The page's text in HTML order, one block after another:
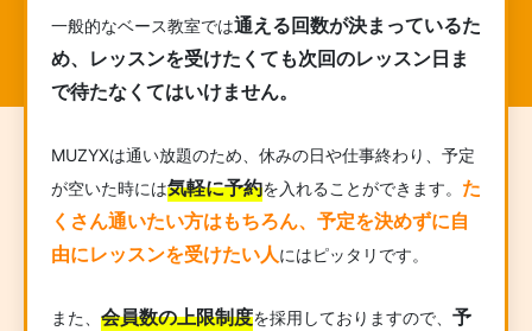
一般的なベース教室では通える回数が決まっているた
め、レッスンを受けたくても次回のレッスン日ま
で待たなくてはいけません。
MUZYXは通い放題のため、休みの日や仕事終わり、予定
が空いた時には気軽に予約を入れることができます。 た
くさん通いたい方はもちろん、予定を決めずに自
由にレッスンを受けたい人にはピッタリです。
また、 会員数の上限制度を採用しておりますので、 予